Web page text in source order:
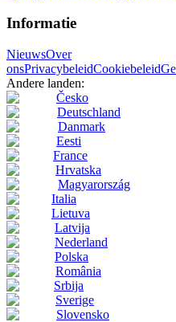
Informatie
NieuwsOver
onsPrivacybeleidCookiebeleid
Andere landen:
Česko
Deutschland
Danmark
Eesti
France
Hrvatska
Magyarország
Italia
Lietuva
Latvija
Nederland
Polska
România
Srbija
Sverige
Slovensko